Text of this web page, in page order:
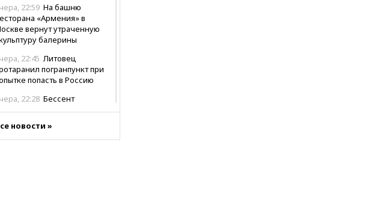
22:59 На башню
«Армения» в
вернут утраченную
балерины
22:45 Литовец
погранпункт при
попасть в Россию
22:28 Бессент
США и Ирана
новости »